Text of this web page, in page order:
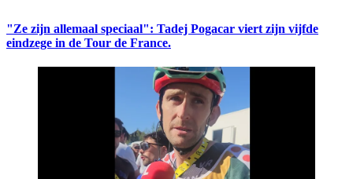
"Ze zijn allemaal speciaal": Tadej Pogacar viert zijn vijfde
eindzege in de Tour de France.